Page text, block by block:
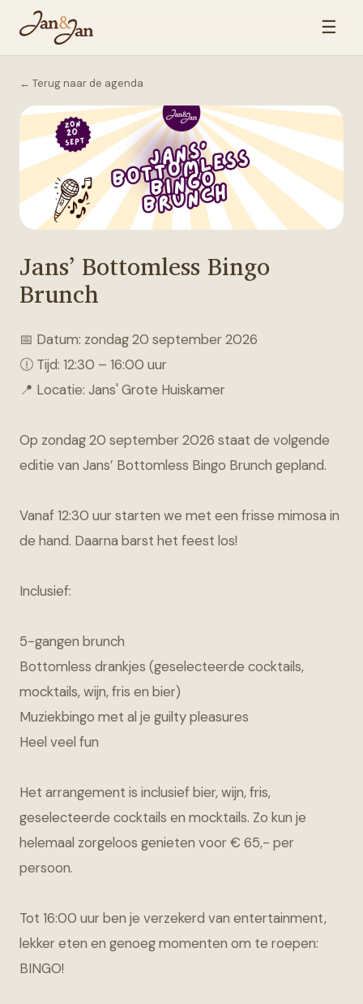
☰
← Terug naar de agenda
Jans’ Bottomless Bingo
Brunch
📅 Datum: zondag 20 september 2026
🕧 Tijd: 12:30 – 16:00 uur
📍 Locatie: Jans' Grote Huiskamer
Op zondag 20 september 2026 staat de volgende
editie van Jans’ Bottomless Bingo Brunch gepland.
Vanaf 12:30 uur starten we met een frisse mimosa in
de hand. Daarna barst het feest los!
Inclusief:
5-gangen brunch
Bottomless drankjes (geselecteerde cocktails,
mocktails, wijn, fris en bier)
Muziekbingo met al je guilty pleasures
Heel veel fun
Het arrangement is inclusief bier, wijn, fris,
geselecteerde cocktails en mocktails. Zo kun je
helemaal zorgeloos genieten voor € 65,- per
persoon.
Tot 16:00 uur ben je verzekerd van entertainment,
lekker eten en genoeg momenten om te roepen:
BINGO!